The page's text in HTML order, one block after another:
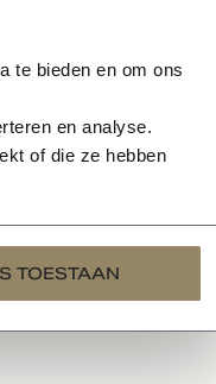
te bieden en om ons
en analyse.
of die ze hebben
TOESTAAN